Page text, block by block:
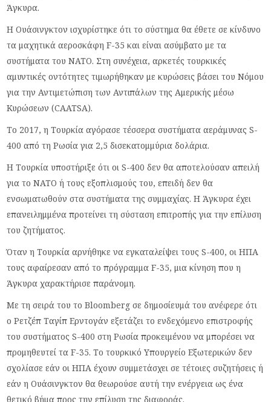
Άγκυρα.
Η Ουάσινγκτον ισχυρίστηκε ότι το σύστημα θα έθετε σε κίνδυνο
τα μαχητικά αεροσκάφη F-35 και είναι ασύμβατο με τα
συστήματα του ΝΑΤΟ. Στη συνέχεια, αρκετές τουρκικές
αμυντικές οντότητες τιμωρήθηκαν με κυρώσεις βάσει του Νόμου
για την Αντιμετώπιση των Αντιπάλων της Αμερικής μέσω
Κυρώσεων (CAATSA).
Το 2017, η Τουρκία αγόρασε τέσσερα συστήματα αεράμυνας S-
400 από τη Ρωσία για 2,5 δισεκατομμύρια δολάρια.
Η Τουρκία υποστήριξε ότι οι S-400 δεν θα αποτελούσαν απειλή
για το ΝΑΤΟ ή τους εξοπλισμούς του, επειδή δεν θα
ενσωματωθούν στα συστήματα της συμμαχίας. Η Άγκυρα έχει
επανειλημμένα προτείνει τη σύσταση επιτροπής για την επίλυση
του ζητήματος.
Όταν η Τουρκία αρνήθηκε να εγκαταλείψει τους S-400, οι ΗΠΑ
τους αφαίρεσαν από το πρόγραμμα F-35, μια κίνηση που η
Άγκυρα χαρακτήρισε παράνομη.
Με τη σειρά του το Bloomberg σε δημοσίευμά του ανέφερε ότι
ο Ρετζέπ Ταγίπ Ερντογάν εξετάζει το ενδεχόμενο επιστροφής
του συστήματος S-400 στη Ρωσία προκειμένου να μπορέσει να
προμηθευτεί τα F-35. Το τουρκικό Υπουργείο Εξωτερικών δεν
σχολίασε εάν οι ΗΠΑ έχουν συμμετάσχει σε τέτοιες συζητήσεις ή
εάν η Ουάσινγκτον θα θεωρούσε αυτή την ενέργεια ως ένα
θετικό βήμα προς την επίλυση της διαφοράς.